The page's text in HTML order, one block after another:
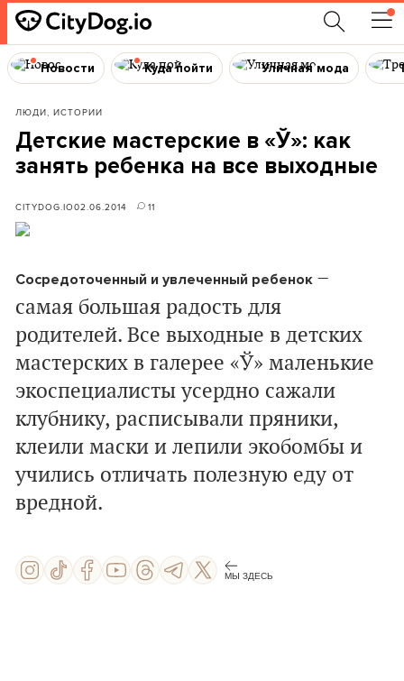
Новости Куда пойти Уличная мода
ЛЮДИ, ИСТОРИИ
Детские мастерские в «Ў»: как
занять ребенка на все выходные
CITYDOG.IO02.06.2014 11
Сосредоточенный и увлеченный ребенок –
самая большая радость для
родителей. Все выходные в детских
мастерских в галерее «Ў» маленькие
экоспециалисты усердно сажали
клубнику, расписывали пряники,
клеили маски и лепили экобомбы и
учились отличать полезную еду от
вредной.
МЫ ЗДЕСЬ